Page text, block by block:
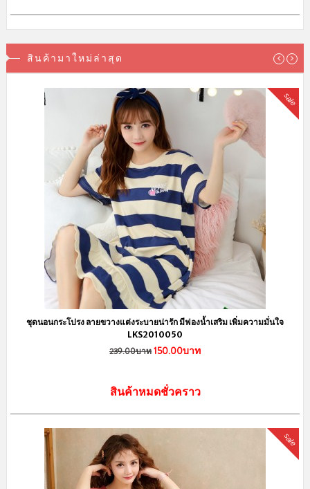
สินค้ามาใหม่ล่าสุด
sale
ชุดนอนกระโปรง ลายขวางแต่งระบายน่ารัก มีฟองน้ำเสริม เพิ่มความมั่นใจ
LKS2010050
239.00บาท150.00บาท
สินค้าหมดชั่วคราว
sale